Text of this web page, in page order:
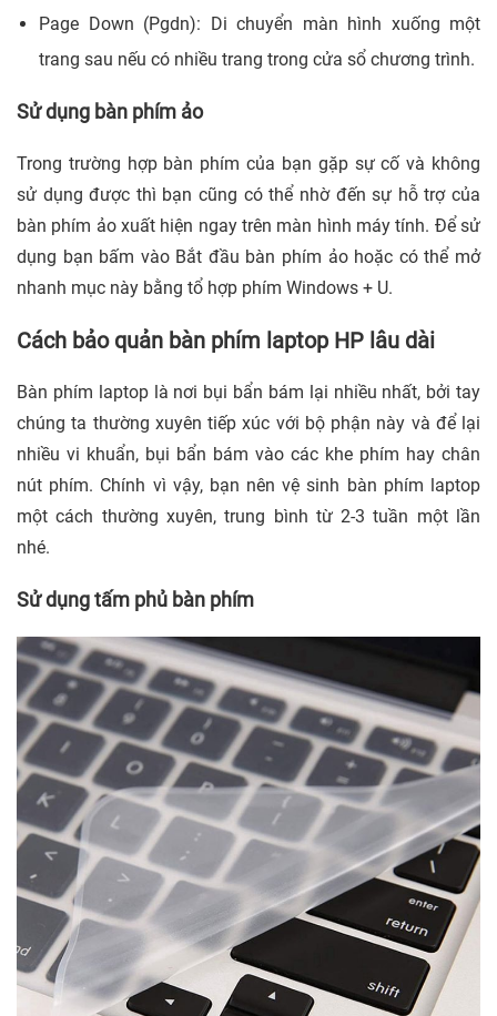
Page Down (Pgdn): Di chuyển màn hình xuống một
trang sau nếu có nhiều trang trong cửa sổ chương trình.
Sử dụng bàn phím ảo
Trong trường hợp bàn phím của bạn gặp sự cố và không
sử dụng được thì bạn cũng có thể nhờ đến sự hỗ trợ của
bàn phím ảo xuất hiện ngay trên màn hình máy tính. Để sử
dụng bạn bấm vào Bắt đầu bàn phím ảo hoặc có thể mở
nhanh mục này bằng tổ hợp phím Windows + U.
Cách bảo quản bàn phím laptop HP lâu dài
Bàn phím laptop là nơi bụi bẩn bám lại nhiều nhất, bởi tay
chúng ta thường xuyên tiếp xúc với bộ phận này và để lại
nhiều vi khuẩn, bụi bẩn bám vào các khe phím hay chân
nút phím. Chính vì vậy, bạn nên vệ sinh bàn phím laptop
một cách thường xuyên, trung bình từ 2-3 tuần một lần
nhé.
Sử dụng tấm phủ bàn phím